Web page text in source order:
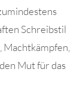
Schreibstil
Mut für das